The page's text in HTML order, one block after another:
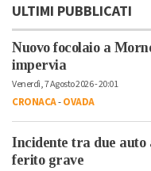
ULTIMI PUBBLICATI
Nuovo focolaio a
impervia
Venerdì, 7 Agosto 2026 - 20:01
CRONACA-OVADA
Incidente tra due auto
ferito grave